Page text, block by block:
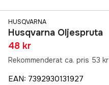
HUSQVARNA
Husqvarna Oljespruta
48 kr
Rekommenderat ca. pris 53 kr
EAN: 7392930131927